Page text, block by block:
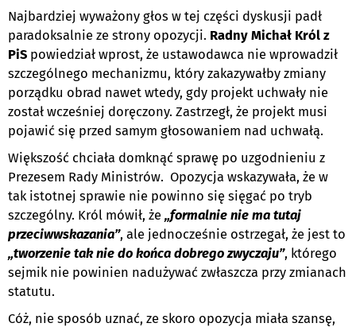
Najbardziej wyważony głos w tej części dyskusji padł
paradoksalnie ze strony opozycji. Radny Michał Król z
PiS powiedział wprost, że ustawodawca nie wprowadził
szczególnego mechanizmu, który zakazywałby zmiany
porządku obrad nawet wtedy, gdy projekt uchwały nie
został wcześniej doręczony. Zastrzegł, że projekt musi
pojawić się przed samym głosowaniem nad uchwałą.
Większość chciała domknąć sprawę po uzgodnieniu z
Prezesem Rady Ministrów. Opozycja wskazywała, że w
tak istotnej sprawie nie powinno się sięgać po tryb
szczególny. Król mówił, że „formalnie nie ma tutaj
przeciwwskazania”, ale jednocześnie ostrzegał, że jest to
„tworzenie tak nie do końca dobrego zwyczaju”, którego
sejmik nie powinien nadużywać zwłaszcza przy zmianach
statutu.
Cóż, nie sposób uznać, ze skoro opozycja miała szansę,